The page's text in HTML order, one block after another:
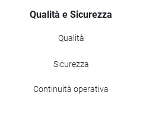
Qualità e Sicurezza
Qualità
Sicurezza
Continuità operativa